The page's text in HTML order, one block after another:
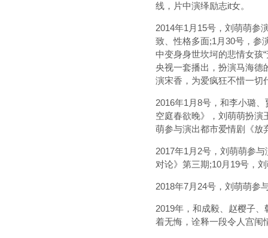
线，片中演绎励志it女。
2014年1月15号，刘萌萌参
致、性格多面;1月30号，参
中变身身世坎坷的悲情女孩
央视一套播出，扮演马海德
演宋香，为爱疯狂不惜一切
2016年1月8号，和李小璐、
空庭春欲晚》，刘萌萌扮演
萌参与演出都市爱情剧《放
2017年1月2号，刘萌萌参
对论》第三期;10月19号，
2018年7月24号，刘萌萌参
2019年，和成毅、赵樱子、
着无悔，诠释一段令人宫闱